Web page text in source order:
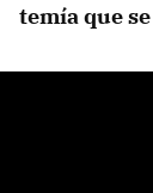
temía que